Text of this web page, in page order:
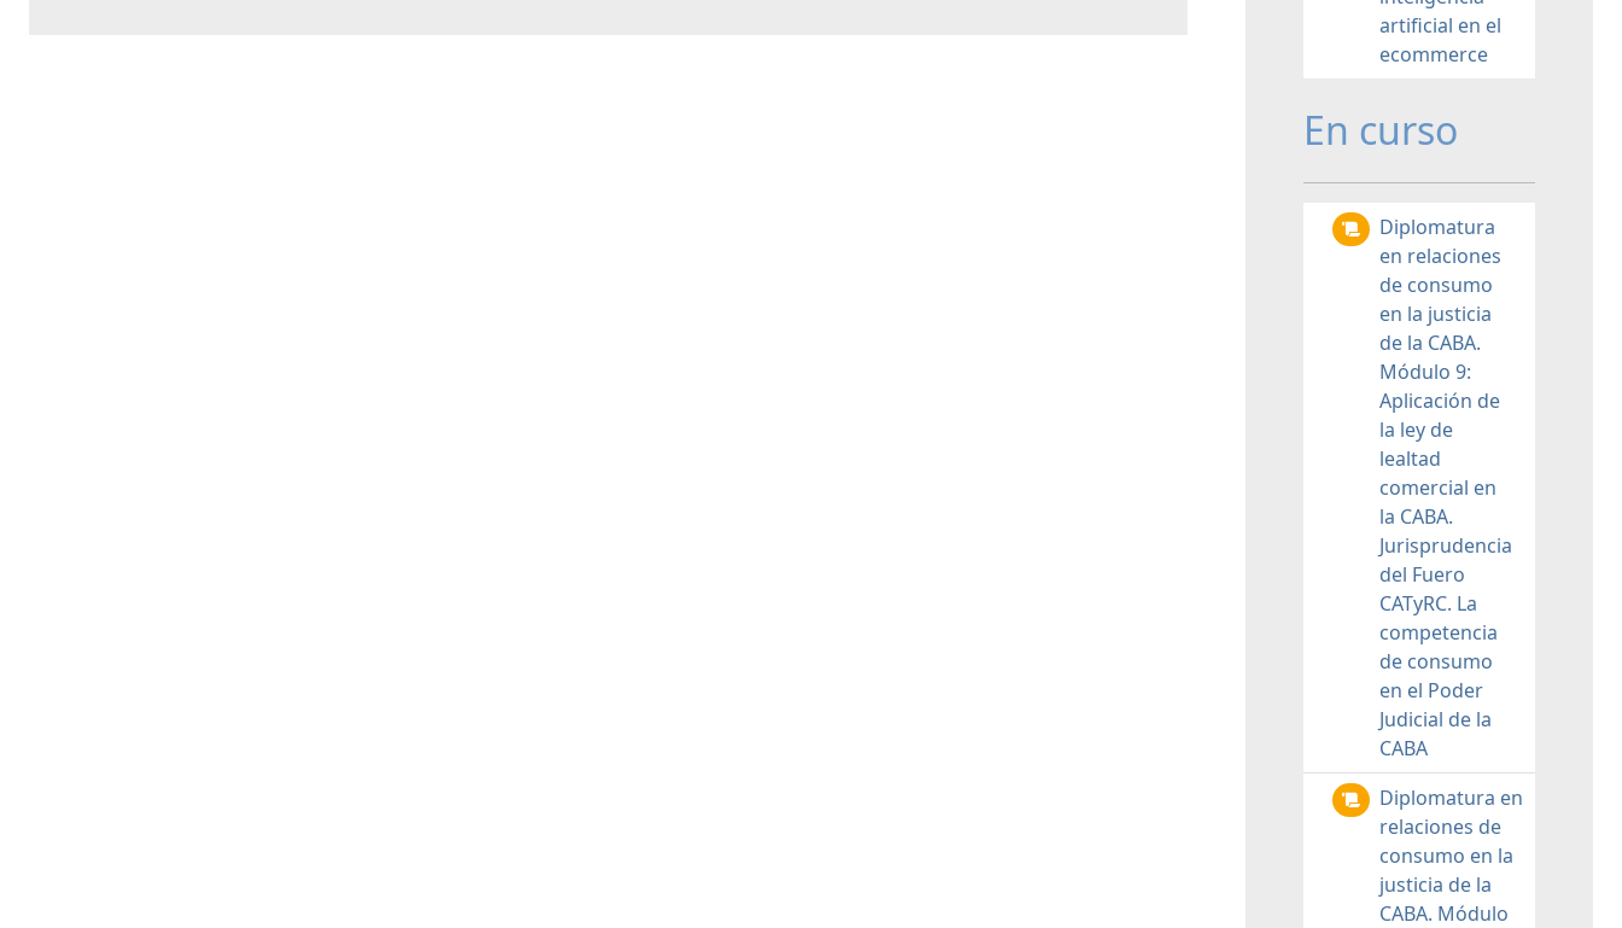
artificial en el
ecommerce
En curso
Diplomatura
en relaciones
de consumo
en la justicia
de la CABA.
Módulo 9:
Aplicación de
la ley de
lealtad
comercial en
la CABA.
Jurisprudencia
del Fuero
CATyRC. La
competencia
de consumo
en el Poder
Judicial de la
CABA
Diplomatura en
relaciones de
consumo en la
justicia de la
CABA. Módulo